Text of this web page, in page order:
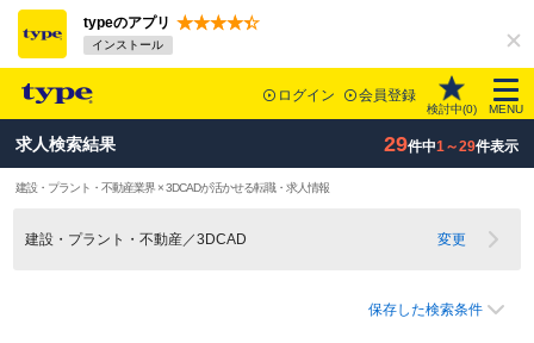
typeのアプリ
インストール
ログイン 会員登録
検討中(0) MENU
求人検索結果 29件中1～29件表示
建設・プラント・不動産業界 × 3DCADが活かせる転職・求人情報
建設・プラント・不動産／3DCAD 変更
保存した検索条件